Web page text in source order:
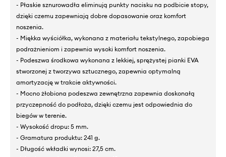
- Płaskie sznurowadła eliminują punkty nacisku na podbicie stopy,
dzięki czemu zapewniają dobre dopasowanie oraz komfort
noszenia.
- Miękka wyściółka, wykonana z materiału tekstylnego, zapobiega
podrażnieniom i zapewnia wysoki komfort noszenia.
- Podeszwa środkowa wykonana z lekkiej, sprężystej pianki EVA
stworzonej z tworzywa sztucznego, zapewnia optymalną
amortyzację w trakcie aktywności.
- Mocno żłobiona podeszwa zewnętrzna zapewnia doskonałą
przyczepność do podłoża, dzięki czemu jest odpowiednia do
biegów w terenie.
- Wysokość dropu: 5 mm.
- Gramatura produktu: 241 g.
- Długość wkładki wynosi: 27,5 cm.